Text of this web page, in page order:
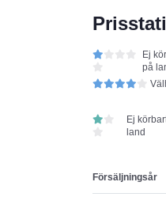
Ej
på
Ej
land
Försäljningsår